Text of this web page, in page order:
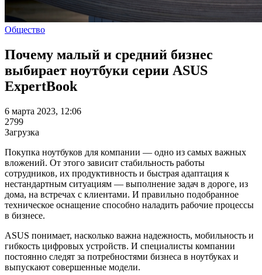
Общество
Почему малый и средний бизнес
выбирает ноутбуки серии ASUS
ExpertBook
6 марта 2023, 12:06
2799
Загрузка
Покупка ноутбуков для компании — одно из самых важных
вложений. От этого зависит стабильность работы
сотрудников, их продуктивность и быстрая адаптация к
нестандартным ситуациям — выполнение задач в дороге, из
дома, на встречах с клиентами. И правильно подобранное
техническое оснащение способно наладить рабочие процессы
в бизнесе.
ASUS понимает, насколько важна надежность, мобильность и
гибкость цифровых устройств. И специалисты компании
постоянно следят за потребностями бизнеса в ноутбуках и
выпускают совершенные модели.